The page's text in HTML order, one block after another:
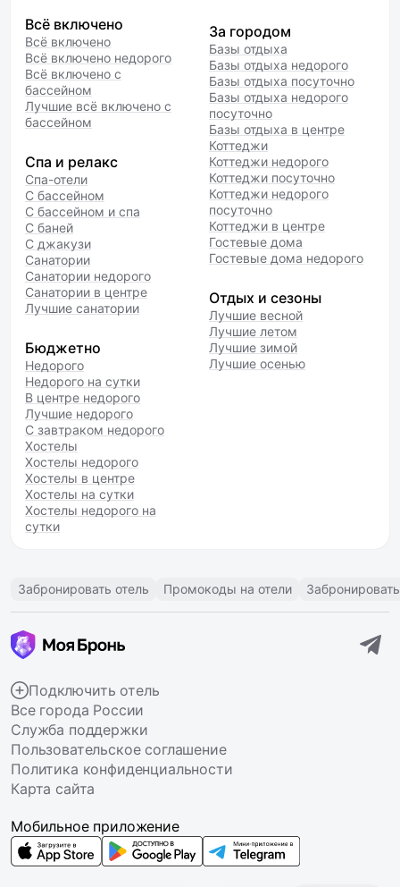
Всё включено
Всё включено
Всё включено недорого
Всё включено с
бассейном
Лучшие всё включено с
бассейном
Спа и релакс
Спа-отели
С бассейном
С бассейном и спа
С баней
С джакузи
Санатории
Санатории недорого
Санатории в центре
Лучшие санатории
Бюджетно
Недорого
Недорого на сутки
В центре недорого
Лучшие недорого
С завтраком недорого
Хостелы
Хостелы недорого
Хостелы в центре
Хостелы на сутки
Хостелы недорого на
сутки
За городом
Базы отдыха
Базы отдыха недорого
Базы отдыха посуточно
Базы отдыха недорого
посуточно
Базы отдыха в центре
Коттеджи
Коттеджи недорого
Коттеджи посуточно
Коттеджи недорого
посуточно
Коттеджи в центре
Гостевые дома
Гостевые дома недорого
Отдых и сезоны
Лучшие весной
Лучшие летом
Лучшие зимой
Лучшие осенью
Забронировать отель Промокоды на отели
Подключить отель
Все города России
Служба поддержки
Пользовательское соглашение
Политика конфиденциальности
Карта сайта
Мобильное приложение